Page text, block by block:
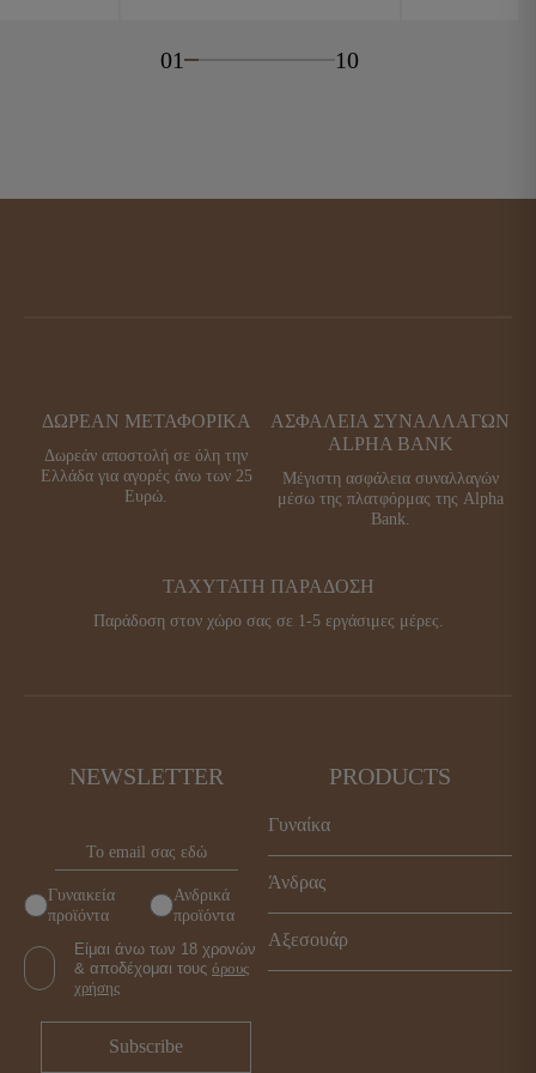
01 10
ΔΩΡΕΑΝ ΜΕΤΑΦΟΡΙΚΑ
Δωρεάν αποστολή σε όλη την
Ελλάδα για αγορές άνω των 25
Ευρώ.
ΑΣΦΑΛΕΙΑ ΣΥΝΑΛΛΑΓΩΝ
ALPHA BANK
Μέγιστη ασφάλεια συναλλαγών
μέσω της πλατφόρμας της Alpha
Bank.
ΤΑΧΥΤΑΤΗ ΠΑΡΑΔΟΣΗ
Παράδοση στον χώρο σας σε 1-5 εργάσιμες μέρες.
NEWSLETTER
Γυναικεία
προϊόντα
Ανδρικά
προϊόντα
Είμαι άνω των 18 χρονών
& αποδέχομαι τους όρους
χρήσης
PRODUCTS
Γυναίκα
Τσάντες
Αξεσουάρ
Άνδρας
Τσάντες
Αξεσουάρ